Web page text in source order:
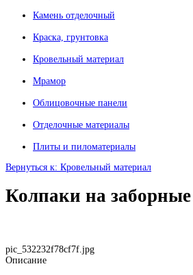
Камень отделочный
Краска, грунтовка
Кровельный материал
Мрамор
Облицовочные панели
Отделочные материалы
Плиты и пиломатериалы
Вернуться к: Кровельный материал
Колпаки на
pic_532232f78cf7f.jpg
Описание